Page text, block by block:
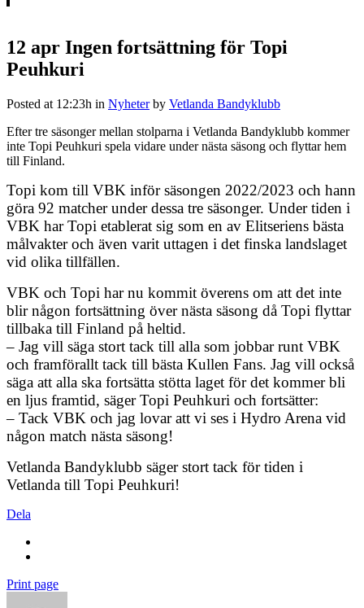
12 apr Ingen fortsättning för Topi
Peuhkuri
Posted at 12:23h in Nyheter by Vetlanda Bandyklubb
Efter tre säsonger mellan stolparna i Vetlanda Bandyklubb kommer
inte Topi Peuhkuri spela vidare under nästa säsong och flyttar hem
till Finland.
Topi kom till VBK inför säsongen 2022/2023 och hann
göra 92 matcher under dessa tre säsonger. Under tiden i
VBK har Topi etablerat sig som en av Elitseriens bästa
målvakter och även varit uttagen i det finska landslaget
vid olika tillfällen.
VBK och Topi har nu kommit överens om att det inte
blir någon fortsättning över nästa säsong då Topi flyttar
tillbaka till Finland på heltid.
– Jag vill säga stort tack till alla som jobbar runt VBK
och framförallt tack till bästa Kullen Fans. Jag vill också
säga att alla ska fortsätta stötta laget för det kommer bli
en ljus framtid, säger Topi Peuhkuri och fortsätter:
– Tack VBK och jag lovar att vi ses i Hydro Arena vid
någon match nästa säsong!
Vetlanda Bandyklubb säger stort tack för tiden i
Vetlanda till Topi Peuhkuri!
Dela
Print page